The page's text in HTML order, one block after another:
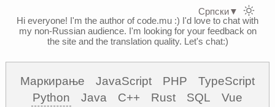
Hi everyone! I'm the author of code.mu :) I'd love to chat with
my non-Russian audience. I'm looking for your feedback on
the site and the translation quality. Let's chat:)
Маркирање JavaScript PHP
TypeScript
Python
Java C++ Rust SQL
Vue
Српски▼